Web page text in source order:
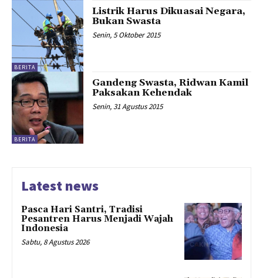
BERITA
Listrik Harus Dikuasai Negara,
Bukan Swasta
Senin, 5 Oktober 2015
BERITA
Gandeng Swasta, Ridwan Kamil
Paksakan Kehendak
Senin, 31 Agustus 2015
Latest news
Pasca Hari Santri, Tradisi
Pesantren Harus Menjadi Wajah
Indonesia
Sabtu, 8 Agustus 2026